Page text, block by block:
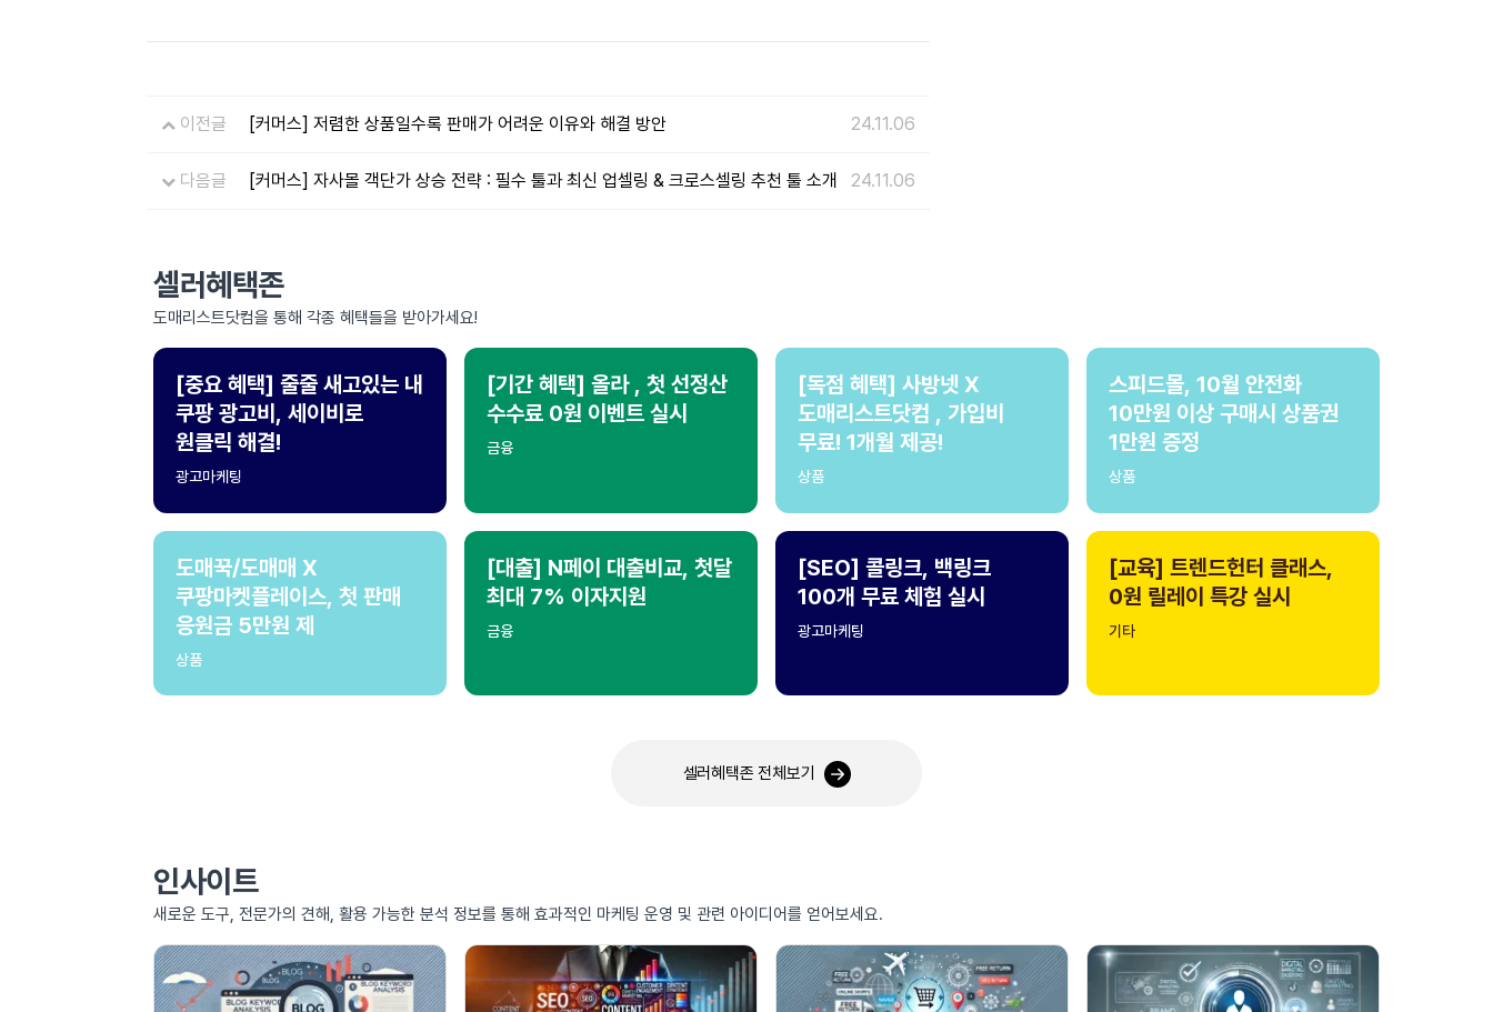
이전글 [커머스] 저렴한 상품일수록 판매가 어려운 이유와 해결 방안 24.11.06
다음글 [커머스] 자사몰 객단가 상승 전략 : 필수 툴과 최신 업셀링 & 크로스셀링 추천 툴 소개 24.11.06
셀러혜택존
도매리스트닷컴을 통해 각종 혜택들을 받아가세요!
[중요 혜택] 줄줄 새고있는 내
쿠팡 광고비, 세이비로
원클릭 해결!
광고마케팅
[기간 혜택] 올라 , 첫 선정산
수수료 0원 이벤트 실시
금융
[독점 혜택] 사방넷 X
도매리스트닷컴 , 가입비
무료! 1개월 제공!
상품
스피드몰, 10월 안전화
10만원 이상 구매시 상품권
1만원 증정
상품
도매꾹/도매매 X
쿠팡마켓플레이스, 첫 판매
응원금 5만원 제
상품
[대출] N페이 대출비교, 첫달
최대 7% 이자지원
금융
[SEO] 콜링크, 백링크
100개 무료 체험 실시
광고마케팅
[교육] 트렌드헌터 클래스,
0원 릴레이 특강 실시
기타
셀러혜택존 전체보기
인사이트
새로운 도구, 전문가의 견해, 활용 가능한 분석 정보를 통해 효과적인 마케팅 운영 및 관련 아이디어를 얻어보세요.